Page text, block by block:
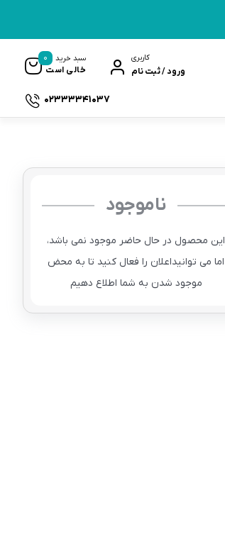
کاربری
ورود / ثبت نام
سبد خرید
خالی است
0
02333341037
ناموجود
این محصول در حال حاضر موجود نمی باشد،
اما می توانیداعلان را فعال کنید تا به محض
موجود شدن به شما اطلاع دهیم